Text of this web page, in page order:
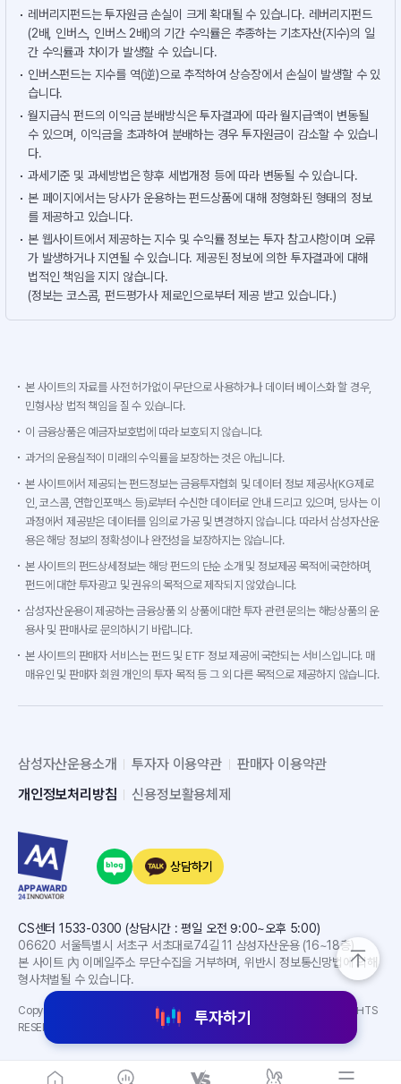
레버리지펀드는 투자원금 손실이 크게 확대될 수 있습니다. 레버리지펀드
(2배, 인버스, 인버스 2배)의 기간 수익률은 추종하는 기초자산(지수)의 일
간 수익률과 차이가 발생할 수 있습니다.
인버스펀드는 지수를 역(逆)으로 추적하여 상승장에서 손실이 발생할 수 있
습니다.
월지급식 펀드의 이익금 분배방식은 투자결과에 따라 월지급액이 변동될
수 있으며, 이익금을 초과하여 분배하는 경우 투자원금이 감소할 수 있습니
다.
과세기준 및 과세방법은 향후 세법개정 등에 따라 변동될 수 있습니다.
본 페이지에서는 당사가 운용하는 펀드상품에 대해 정형화된 형태의 정보
를 제공하고 있습니다.
본 웹사이트에서 제공하는 지수 및 수익률 정보는 투자 참고사항이며 오류
가 발생하거나 지연될 수 있습니다. 제공된 정보에 의한 투자결과에 대해
법적인 책임을 지지 않습니다.
(정보는 코스콤, 펀드평가사 제로인으로부터 제공 받고 있습니다.)
투자하기
본 사이트의 자료를 사전 허가없이 무단으로 사용하거나 데이터 베이스화 할 경우,
민형사상 법적 책임을 질 수 있습니다.
이 금융상품은 예금자보호법에 따라 보호되지 않습니다.
과거의 운용실적이 미래의 수익률을 보장하는 것은 아닙니다.
본 사이트에서 제공되는 펀드정보는 금융투자협회 및 데이터 정보 제공사(KG제로
인, 코스콤, 연합인포맥스 등)로부터 수신한 데이터로 안내 드리고 있으며, 당사는 이
과정에서 제공받은 데이터를 임의로 가공 및 변경하지 않습니다. 따라서 삼성자산운
용은 해당 정보의 정확성이나 완전성을 보장하지는 않습니다.
본 사이트의 펀드상세정보는 해당 펀드의 단순 소개 및 정보제공 목적에 국한하며,
펀드에 대한 투자광고 및 권유의 목적으로 제작되지 않았습니다.
삼성자산운용이 제공하는 금융상품 외 상품에 대한 투자 관련 문의는 해당상품의 운
용사 및 판매사로 문의하시기 바랍니다.
본 사이트의 판매자 서비스는 펀드 및 ETF 정보 제공에 국한되는 서비스입니다. 매
매유인 및 판매자 회원 개인의 투자 목적 등 그 외 다른 목적으로 제공하지 않습니다.
삼성자산운용소개 투자자 이용약관
판매자 이용약관
개인정보처리방침
신용정보활용체제
상담하기
CS센터 1533-0300 (상담시간 : 평일 오전 9:00~오후 5:00)
06620 서울특별시 서초구 서초대로74길 11 삼성자산운용 (16~18층)
본 사이트 內 이메일주소 무단수집을 거부하며, 위반시 정보통신망법에 의해
형사처벌될 수 있습니다.
Copyright(C) 2024 SAMSUNG ASSET MANAGEMENT CO. LTD. ALL RIGHTS
RESERVED.